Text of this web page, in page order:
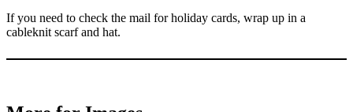
If you need to check the mail for holiday cards, wrap up in a
cableknit scarf and hat.